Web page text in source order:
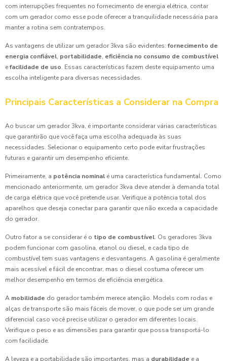
com interrupções frequentes no fornecimento de energia elétrica, contar
com um gerador como esse pode oferecer a tranquilidade necessária para
manter a rotina sem contratempos.
As vantagens de utilizar um gerador 3kva são evidentes: fornecimento de
energia confiável, portabilidade, eficiência no consumo de combustível
efacilidade de uso. Essas características fazem deste equipamento uma
escolha inteligente para diversas necessidades.
Principais Características a Considerar na Compra
Ao buscar um gerador 3kva, é importante considerar várias características
que garantirão que você faça uma escolha adequada às suas
necessidades. Selecionar o equipamento certo pode evitar frustrações
futuras e garantir um desempenho eficiente.
Primeiramente, a potência nominal é uma característica fundamental. Como
mencionado anteriormente, um gerador 3kva deve atender à demanda total
de carga elétrica que você pretende usar. Verifique a potência total dos
aparelhos que deseja conectar para garantir que não exceda a capacidade
do gerador.
Outro fator a se considerar é o tipo de combustível. Os geradores 3kva
podem funcionar com gasolina, etanol ou diesel, e cada tipo de
combustível tem suas vantagens e desvantagens. A gasolina é geralmente
mais acessível e fácil de encontrar, mas o diesel costuma oferecer um
melhor desempenho em termos de eficiência energética.
A mobilidade do gerador também merece atenção. Models com rodas e
alças de transporte são mais fáceis de mover, o que pode ser um grande
diferencial caso você precise utilizar o gerador em diferentes locais.
Verifique o peso e as dimensões para garantir que possa transportá-lo
com facilidade.
A leveza e a portabilidade são importantes, mas a durabilidade e a